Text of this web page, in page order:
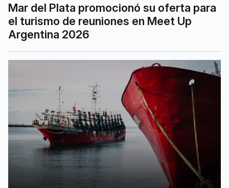
Mar del Plata promocionó su oferta para
el turismo de reuniones en Meet Up
Argentina 2026